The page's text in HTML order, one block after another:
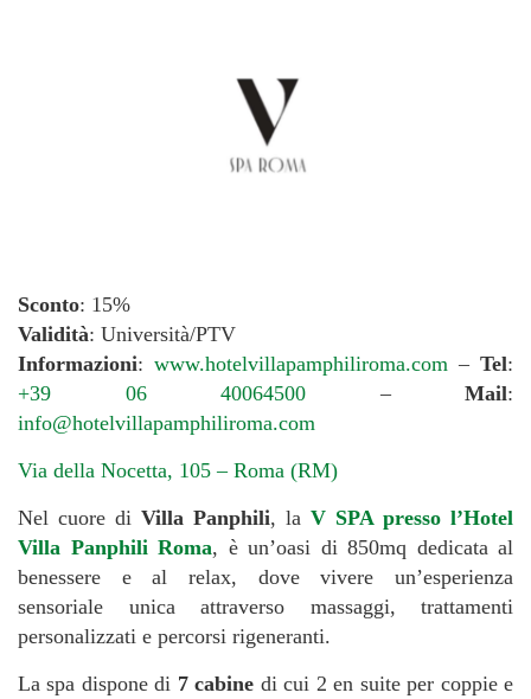
Sconto: 15%
Validità: Università/PTV
Informazioni: www.hotelvillapamphiliroma.com – Tel:
+39 06 40064500 – Mail:
info@hotelvillapamphiliroma.com
Via della Nocetta, 105 – Roma (RM)
Nel cuore di Villa Panphili, la V SPA presso l’Hotel
Villa Panphili Roma, è un’oasi di 850mq dedicata al
benessere e al relax, dove vivere un’esperienza
sensoriale unica attraverso massaggi, trattamenti
personalizzati e percorsi rigeneranti.
La spa dispone di 7 cabine di cui 2 en suite per coppie e